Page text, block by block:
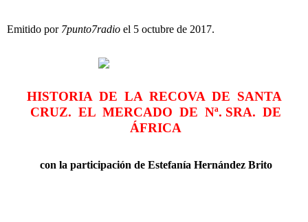
Emitido por 7punto7radio el 5 octubre de 2017.
HISTORIA DE LA RECOVA DE SANTA
CRUZ. EL MERCADO DE Nª. SRA. DE
ÁFRICA
con la participación de Estefanía Hernández Brito